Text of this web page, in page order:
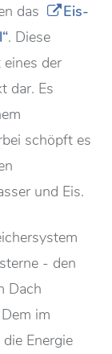
das
Eis-
. Diese
der
dar. Es
schöpft es
und Eis.
- den
Dach
im
Energie